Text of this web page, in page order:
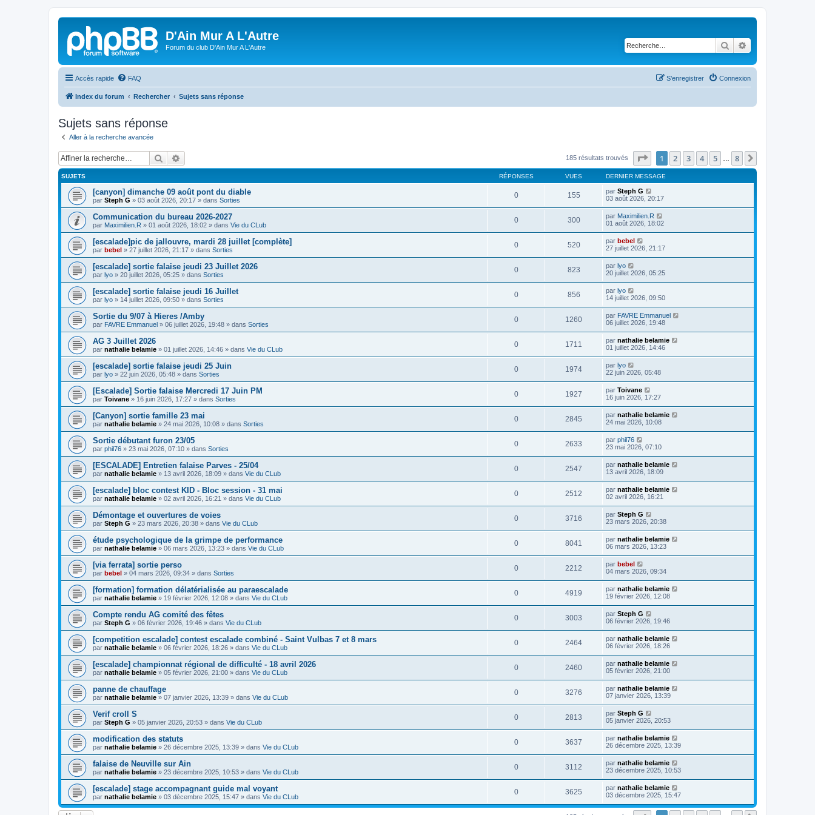
D'Ain Mur A L'Autre
Forum du club D'Ain Mur A L'Autre Rechercher
Accès rapide FAQ Connexion
S’enregistrer
Index du forum Rechercher Sujets sans réponse
Sujets sans réponse
Aller à la recherche avancée
Rechercher 185 résultats trouvés Page sur8
1 2 3 4 5 8
SUJETS RÉPONSES VUES DERNIER MESSAGE
[canyon] dimanche 09 août pont du diable
par Steph G » 03 août 2026, 20:17 » dans Sorties
0 155 par Steph G
03 août 2026, 20:17
Communication du bureau 2026-2027
par Maximilien.R » 01 août 2026, 18:02 » dans Vie du CLub
0 300 par Maximilien.R
01 août 2026, 18:02
[escalade]pic de jallouvre, mardi 28 juillet [complète]
par bebel » 27 juillet 2026, 21:17 » dans Sorties
0 520 par bebel
27 juillet 2026, 21:17
[escalade] sortie falaise jeudi 23 Juillet 2026
par lyo » 20 juillet 2026, 05:25 » dans Sorties
0 823 par lyo
20 juillet 2026, 05:25
[escalade] sortie falaise jeudi 16 Juillet
par lyo » 14 juillet 2026, 09:50 » dans Sorties
0 856 par lyo
14 juillet 2026, 09:50
Sortie du 9/07 à Hieres /Amby
par FAVRE Emmanuel » 06 juillet 2026, 19:48 » dans Sorties
0 1260 par FAVRE Emmanuel
06 juillet 2026, 19:48
AG 3 Juillet 2026
par nathalie belamie » 01 juillet 2026, 14:46 » dans Vie du CLub
0 1711 par nathalie belamie
01 juillet 2026, 14:46
[escalade] sortie falaise jeudi 25 Juin
par lyo » 22 juin 2026, 05:48 » dans Sorties
0 1974 par lyo
22 juin 2026, 05:48
[Escalade] Sortie falaise Mercredi 17 Juin PM
par Toivane » 16 juin 2026, 17:27 » dans Sorties
0 1927 par Toivane
16 juin 2026, 17:27
[Canyon] sortie famille 23 mai
par nathalie belamie » 24 mai 2026, 10:08 » dans Sorties
0 2845 par nathalie belamie
24 mai 2026, 10:08
Sortie débutant furon 23/05
par phil76 » 23 mai 2026, 07:10 » dans Sorties
0 2633 par phil76
23 mai 2026, 07:10
[ESCALADE] Entretien falaise Parves - 25/04
par nathalie belamie » 13 avril 2026, 18:09 » dans Vie du CLub
0 2547 par nathalie belamie
13 avril 2026, 18:09
[escalade] bloc contest KID - Bloc session - 31 mai
par nathalie belamie » 02 avril 2026, 16:21 » dans Vie du CLub
0 2512 par nathalie belamie
02 avril 2026, 16:21
Démontage et ouvertures de voies
par Steph G » 23 mars 2026, 20:38 » dans Vie du CLub
0 3716 par Steph G
23 mars 2026, 20:38
étude psychologique de la grimpe de performance
par nathalie belamie » 06 mars 2026, 13:23 » dans Vie du CLub
0 8041 par nathalie belamie
06 mars 2026, 13:23
[via ferrata] sortie perso
par bebel » 04 mars 2026, 09:34 » dans Sorties
0 2212 par bebel
04 mars 2026, 09:34
[formation] formation délatérialisée au paraescalade
par nathalie belamie » 19 février 2026, 12:08 » dans Vie du CLub
0 4919 par nathalie belamie
19 février 2026, 12:08
Compte rendu AG comité des fêtes
par Steph G » 06 février 2026, 19:46 » dans Vie du CLub
0 3003 par Steph G
06 février 2026, 19:46
[competition escalade] contest escalade combiné - Saint Vulbas 7 et 8 mars
par nathalie belamie » 06 février 2026, 18:26 » dans Vie du CLub
0 2464 par nathalie belamie
06 février 2026, 18:26
[escalade] championnat régional de difficulté - 18 avril 2026
par nathalie belamie » 05 février 2026, 21:00 » dans Vie du CLub
0 2460 par nathalie belamie
05 février 2026, 21:00
panne de chauffage
par nathalie belamie » 07 janvier 2026, 13:39 » dans Vie du CLub
0 3276 par nathalie belamie
07 janvier 2026, 13:39
Verif croll S
par Steph G » 05 janvier 2026, 20:53 » dans Vie du CLub
0 2813 par Steph G
05 janvier 2026, 20:53
modification des statuts
par nathalie belamie » 26 décembre 2025, 13:39 » dans Vie du CLub
0 3637 par nathalie belamie
26 décembre 2025, 13:39
falaise de Neuville sur Ain
par nathalie belamie » 23 décembre 2025, 10:53 » dans Vie du CLub
0 3112 par nathalie belamie
23 décembre 2025, 10:53
[escalade] stage accompagnant guide mal voyant
par nathalie belamie » 03 décembre 2025, 15:47 » dans Vie du CLub
0 3625 par nathalie belamie
03 décembre 2025, 15:47